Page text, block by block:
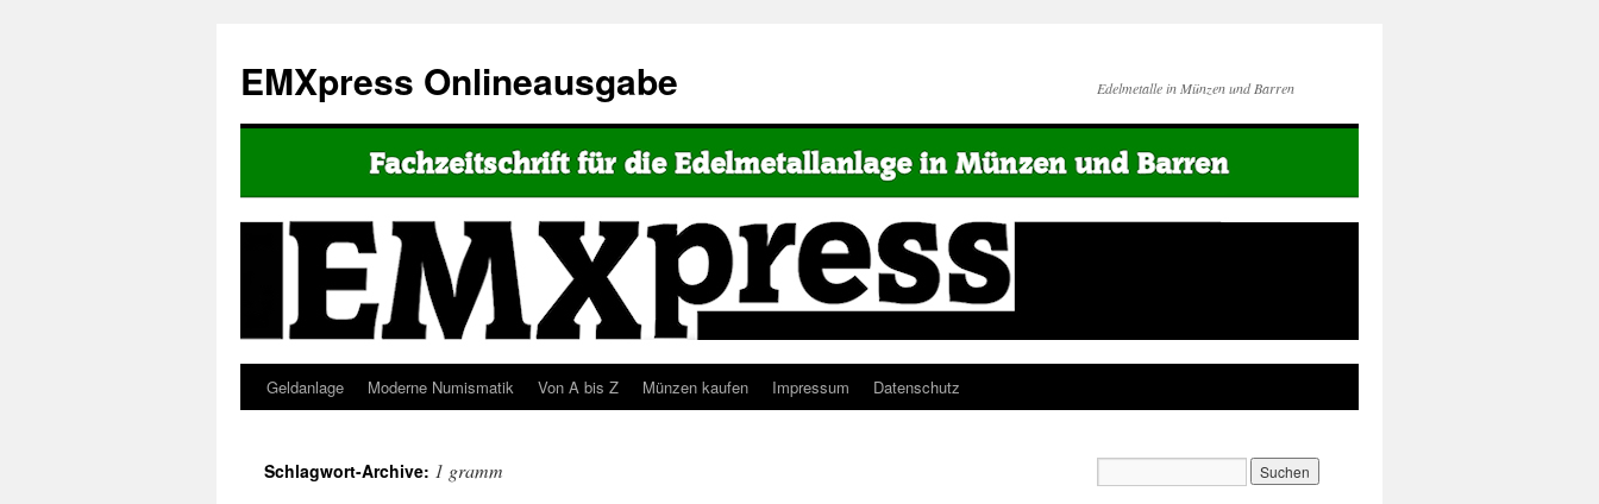
EMXpress Onlineausgabe Edelmetalle in Münzen und Barren
Geldanlage Moderne Numismatik Von A bis Z Münzen kaufen Impressum Datenschutz
Schlagwort-Archive: 1 gramm